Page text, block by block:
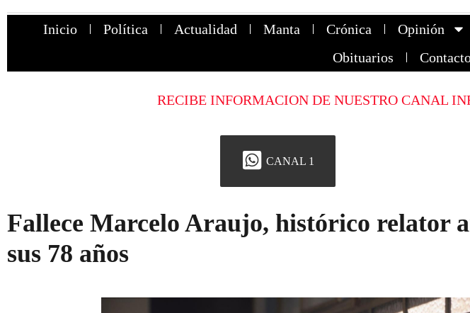
Inicio Política Actualidad Manta Crónica Opinión
Obituarios
RECIBE INFORMACION DE NUESTRO CANAL
CANAL 1
Fallece Marcelo Araujo, histórico relator
sus 78 años